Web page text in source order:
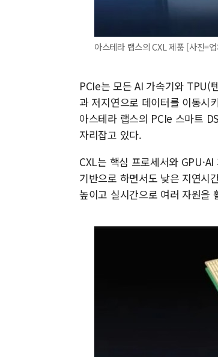
아스테라 랩스의 CXL 제품 [사진=
PCIe는 모든 AI 가속기와 TPU(
과 저지연으로 데이터를 이동시
아스테라 랩스의 PCIe 스마트
자리잡고 있다.
CXL는 핵심 프로세서와
기반으로 하면서도 낮은 지연시
높이고 실시간으로 여러 자원을